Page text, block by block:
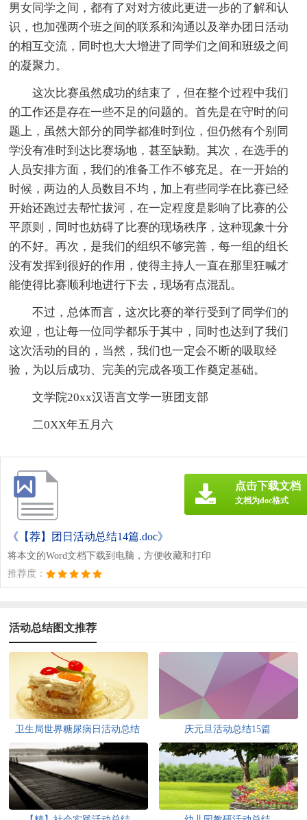
男女同学之间，都有了对对方彼此更进一步的了解和认
识，也加强两个班之间的联系和沟通以及举办团日活动
的相互交流，同时也大大增进了同学们之间和班级之间
的凝聚力。
这次比赛虽然成功的结束了，但在整个过程中我们
的工作还是存在一些不足的问题的。首先是在守时的问
题上，虽然大部分的同学都准时到位，但仍然有个别同
学没有准时到达比赛场地，甚至缺勤。其次，在选手的
人员安排方面，我们的准备工作不够充足。在一开始的
时候，两边的人员数目不均，加上有些同学在比赛已经
开始还跑过去帮忙拔河，在一定程度是影响了比赛的公
平原则，同时也妨碍了比赛的现场秩序，这种现象十分
的不好。再次，是我们的组织不够完善，每一组的组长
没有发挥到很好的作用，使得主持人一直在那里狂喊才
能使得比赛顺利地进行下去，现场有点混乱。
不过，总体而言，这次比赛的举行受到了同学们的
欢迎，也让每一位同学都乐于其中，同时也达到了我们
这次活动的目的，当然，我们也一定会不断的吸取经
验，为以后成功、完美的完成各项工作奠定基础。
文学院20xx汉语言文学一班团支部
二0XX年五月六
《【荐】团日活动总结14篇.doc》
将本文的Word文档下载到电脑，方便收藏和打印
推荐度：
点击下载文档
文档为doc格式
活动总结图文推荐
卫生局世界糖尿病日活动总结 庆元旦活动总结15篇